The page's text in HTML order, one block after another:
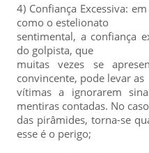
4) Confiança Excessiva:
como o estelionato
sentimental, a confiança
do golpista, que
muitas vezes se
convincente, pode levar as
vítimas a ignorarem
mentiras contadas. No caso
das pirâmides, torna-se
esse é o perigo;